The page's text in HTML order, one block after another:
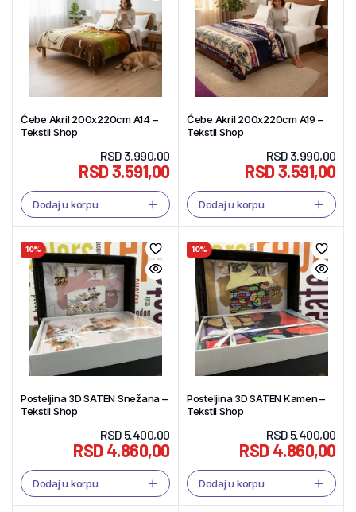
Ćebe Akril 200x220cm A14 –
Tekstil Shop
RSD3.990,00
RSD3.591,00
Dodaj u korpu
Ćebe Akril 200x220cm A19 –
Tekstil Shop
RSD3.990,00
RSD3.591,00
Dodaj u korpu
10%
Posteljina 3D SATEN Snežana –
Tekstil Shop
RSD5.400,00
RSD4.860,00
Dodaj u korpu
10%
Posteljina 3D SATEN Kamen –
Tekstil Shop
RSD5.400,00
RSD4.860,00
Dodaj u korpu